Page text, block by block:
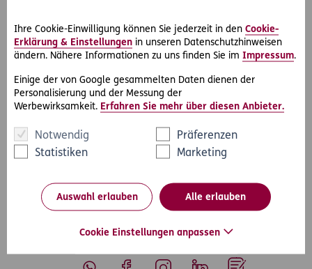
Ihre Cookie-Einwilligung können Sie jederzeit in den Cookie-
Erklärung & Einstellungen in unseren Datenschutzhinweisen
ändern. Nähere Informationen zu uns finden Sie im Impressum.
Einige der von Google gesammelten Daten dienen der
Personalisierung und der Messung der
Werbewirksamkeit. Erfahren Sie mehr über diesen Anbieter.
Notwendig
Präferenzen
Statistiken
Marketing
Auswahl erlauben Alle erlauben
Cookie Einstellungen anpassen
Sozialversicherungs-Rechtsschutz . Als D.A.S. Kunde
profitiert Herr M. außerdem von dem österreichweiten
Netzwerk aus rund 500 Partneranwälten.
im D.A.S. Start-Rechtsschutz Privat inkludiert.
#Rechtsfälle #Arbeit & Soziales